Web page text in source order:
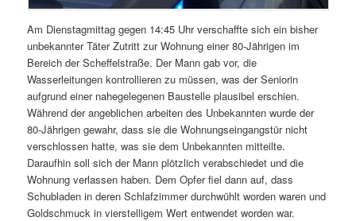
Am Dienstagmittag gegen 14:45 Uhr verschaffte sich ein bisher
unbekannter Täter Zutritt zur Wohnung einer 80-Jährigen im
Bereich der Scheffelstraße. Der Mann gab vor, die
Wasserleitungen kontrollieren zu müssen, was der Seniorin
aufgrund einer nahegelegenen Baustelle plausibel erschien.
Während der angeblichen arbeiten des Unbekannten wurde der
80-Jährigen gewahr, dass sie die Wohnungseingangstür nicht
verschlossen hatte, was sie dem Unbekannten mitteilte.
Daraufhin soll sich der Mann plötzlich verabschiedet und die
Wohnung verlassen haben. Dem Opfer fiel dann auf, dass
Schubladen in deren Schlafzimmer durchwühlt worden waren und
Goldschmuck in vierstelligem Wert entwendet worden war.